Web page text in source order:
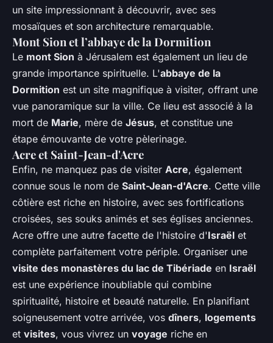
un site impressionnant à découvrir, avec ses
mosaïques et son architecture remarquable.
Mont Sion et l’abbaye de la Dormition
Le mont Sion à Jérusalem est également un lieu de
grande importance spirituelle. L'abbaye de la
Dormition est un site magnifique à visiter, offrant une
vue panoramique sur la ville. Ce lieu est associé à la
mort de Marie, mère de Jésus, et constitue une
étape émouvante de votre pèlerinage.
Acre et Saint-Jean-d'Acre
Enfin, ne manquez pas de visiter Acre, également
connue sous le nom de Saint-Jean-d'Acre. Cette ville
côtière est riche en histoire, avec ses fortifications
croisées, ses souks animés et ses églises anciennes.
Acre offre une autre facette de l'histoire d'Israël et
complète parfaitement votre périple. Organiser une
visite des monastères du lac de Tibériade en Israël
est une expérience inoubliable qui combine
spiritualité, histoire et beauté naturelle. En planifiant
soigneusement votre arrivée, vos dîners, logements
et visites, vous vivrez un voyage riche en